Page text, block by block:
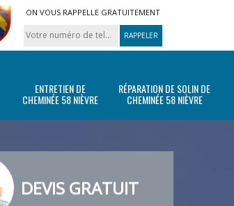
ON VOUS RAPPELLE GRATUITEMENT
ENTRETIEN DE
CHEMINÉE 58 NIÈVRE
RÉPARATION DE SOLIN DE
CHEMINÉE 58 NIÈVRE
DEVIS GRATUIT